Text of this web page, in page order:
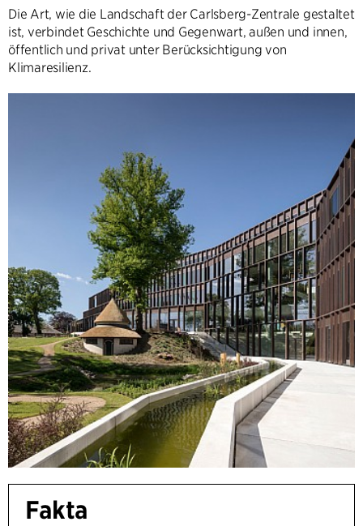
Die Art, wie die Landschaft der Carlsberg-Zentrale gestaltet
ist, verbindet Geschichte und Gegenwart, außen und innen,
öffentlich und privat unter Berücksichtigung von
Klimaresilienz.
Fakta